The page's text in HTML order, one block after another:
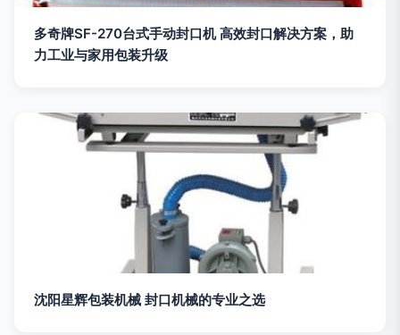
多奇牌SF-270台式手动封口机 高效封口解决方案，助
力工业与家用包装升级
沈阳星辉包装机械 封口机械的专业之选